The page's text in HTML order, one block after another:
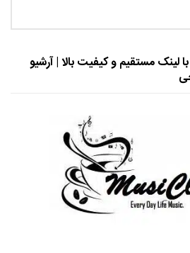
لینک مستقیم و کیفیت بالا | آرشیو